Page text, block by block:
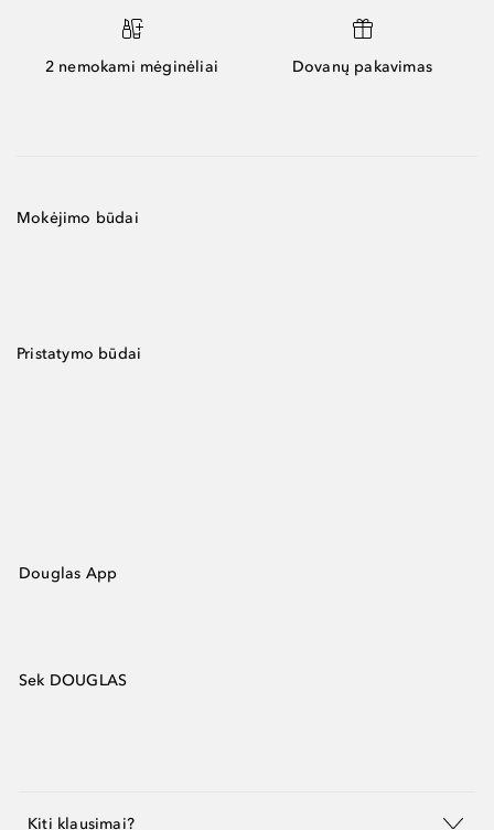
2 nemokami mėginėliai Dovanų pakavimas
Mokėjimo būdai
Pristatymo būdai
Douglas App
Sek DOUGLAS
Kiti klausimai?